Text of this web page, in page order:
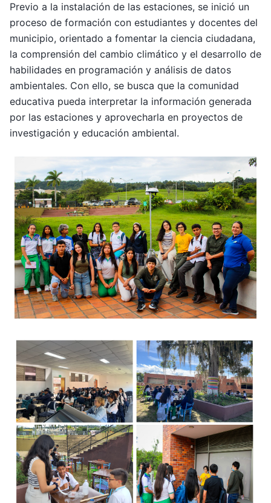
Previo a la instalación de las estaciones, se inició un
proceso de formación con estudiantes y docentes del
municipio, orientado a fomentar la ciencia ciudadana,
la comprensión del cambio climático y el desarrollo de
habilidades en programación y análisis de datos
ambientales. Con ello, se busca que la comunidad
educativa pueda interpretar la información generada
por las estaciones y aprovecharla en proyectos de
investigación y educación ambiental.